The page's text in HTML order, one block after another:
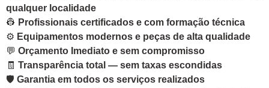
qualquer localidade
👷 Profissionais certificados e com formação técnica
⚙️ Equipamentos modernos e peças de alta qualidade
💬 Orçamento Imediato e sem compromisso
🧾 Transparência total — sem taxas escondidas
🛡️ Garantia em todos os serviços realizados